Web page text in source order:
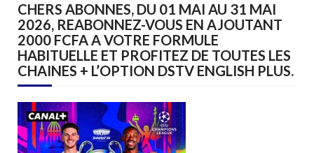
CHERS ABONNES, DU 01 MAI AU 31 MAI
2026, REABONNEZ-VOUS EN AJOUTANT
2000 FCFA A VOTRE FORMULE
HABITUELLE ET PROFITEZ DE TOUTES LES
CHAINES + L’OPTION DSTV ENGLISH PLUS.